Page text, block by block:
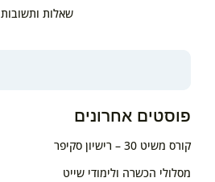
שאלות ותשובות
פוסטים אחרונים
קורס משיט 30 – רישיון סקיפר
מסלולי הכשרה ולימודי שייט